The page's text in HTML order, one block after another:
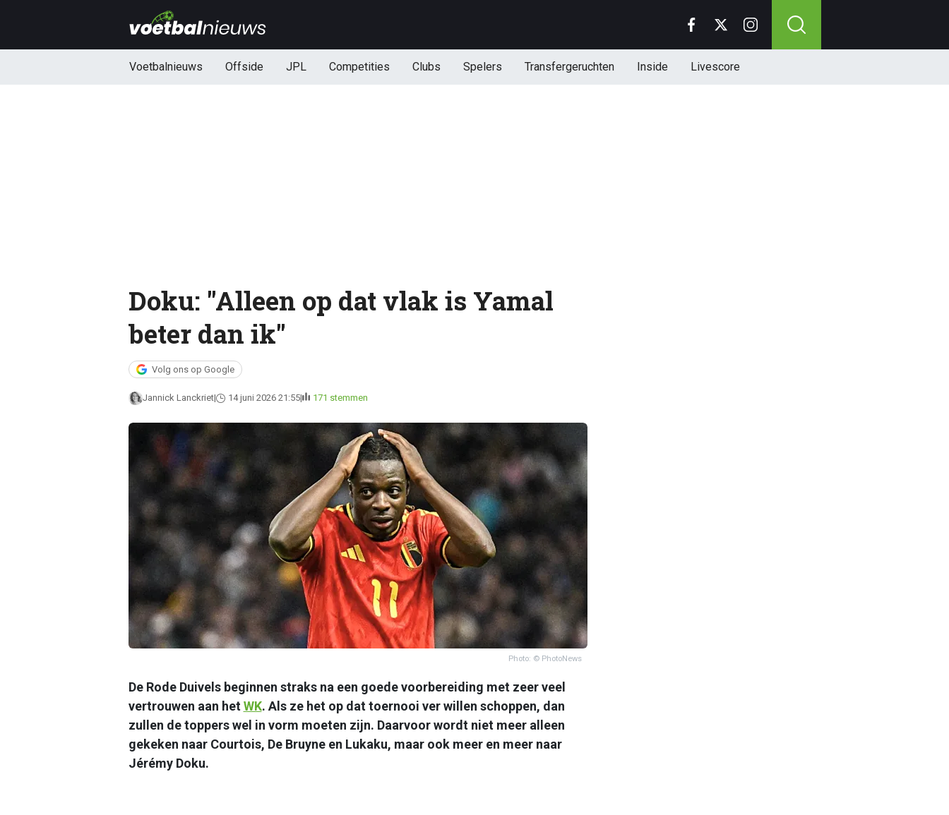
Voetbalnieuws Offside JPL Competities Clubs Spelers Transfergeruchten Inside Livescore
Doku: "Alleen op dat vlak is Yamal
beter dan ik"
Volg ons op Google
Jannick Lanckriet 14 juni 2026 21:55 171 stemmen
Photo: © PhotoNews
De Rode Duivels beginnen straks na een goede voorbereiding met zeer veel
vertrouwen aan hetWK. Als ze het op dat toernooi ver willen schoppen, dan
zullen de toppers wel in vorm moeten zijn. Daarvoor wordt niet meer alleen
gekeken naar Courtois, De Bruyne en Lukaku, maar ook meer en meer naar
Jérémy Doku.